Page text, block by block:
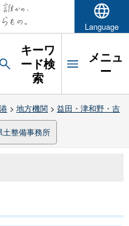
Language
キーワ
ード検
索
メニュ
ー
> 地方機関> 益田・津和野・吉
土整備事務所